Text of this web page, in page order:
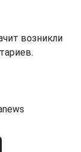
возникли